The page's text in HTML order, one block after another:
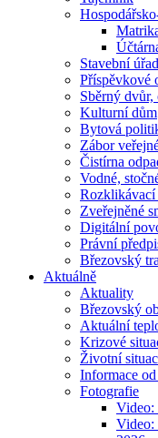
Stavební úřad
Příspěvkové
Sběrný dvůr,
Kulturní dům
Bytová
Zábor
Čistírna
Vodné,
Rozklikávací
Zveřejněné
Digitální
Právní
Březovský
Aktuálně
Aktuality
Březovský
Aktuální
Krizové
Životní
Informace od
Fotografie
Video:
Video: